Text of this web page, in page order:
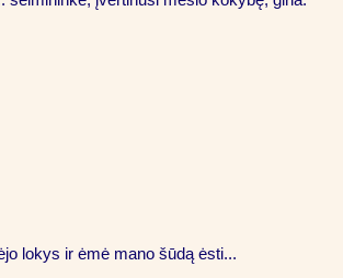
lokys ir ėmė mano šūdą ėsti...